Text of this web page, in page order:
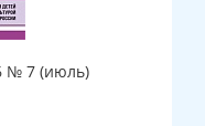
№ 7 (июль)